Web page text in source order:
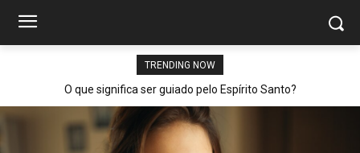
TRENDING NOW
O que significa ser guiado pelo Espírito Santo?